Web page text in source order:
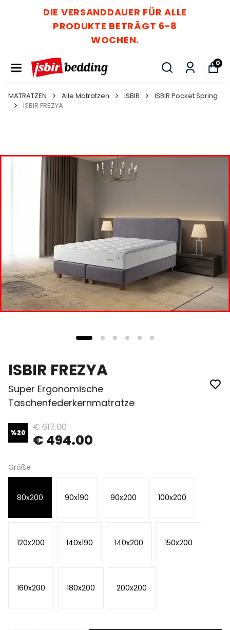
DIE VERSANDDAUER FÜR ALLE
PRODUKTE BETRÄGT 6-8
WOCHEN.
0
MATRATZEN Alle Matratzen ISBIR
ISBIR Pocket Spring
ISBIR FREZYA
ISBIR FREZYA
Super Ergonomische
Taschenfederkernmatratze
%20 € 617.00
€ 494.00
Größe
80x200 90x190 90x200 100x200
120x200 140x190 140x200 150x200
160x200 180x200 200x200